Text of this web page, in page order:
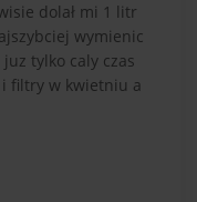
dolał mi 1 litr
wymienic
tylko caly czas
i filtry w kwietniu a